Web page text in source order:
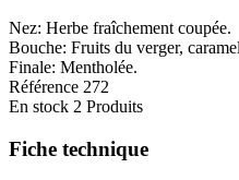
Nez: Herbe fraîchement coupée.
Bouche: Fruits du verger,
Finale: Mentholée.
Référence 272
En stock 2 Produits
Fiche technique